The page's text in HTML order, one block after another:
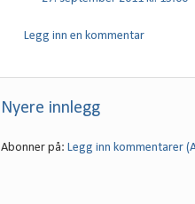
Legg inn en kommentar
Nyere innlegg
Abonner på: Legg inn kommentarer